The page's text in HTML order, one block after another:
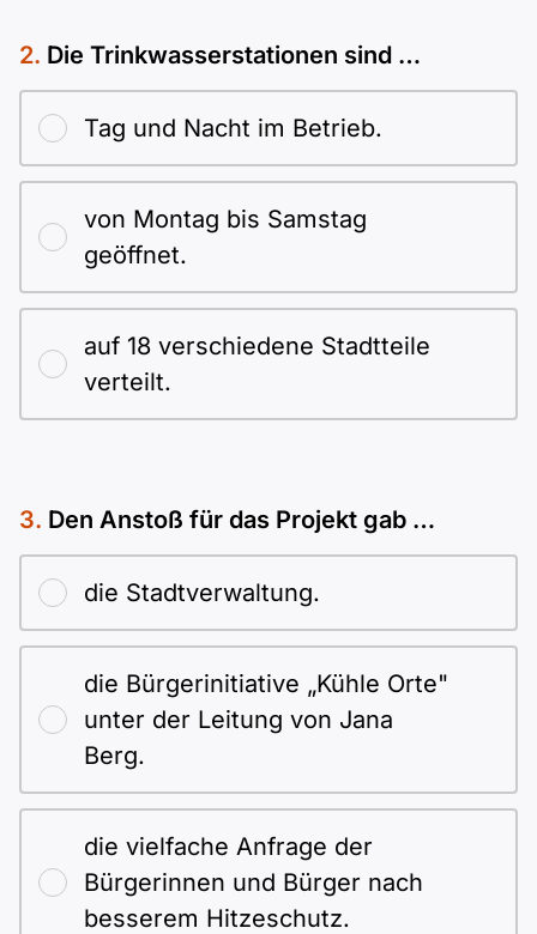
Die Trinkwasserstationen sind …
Tag und Nacht im Betrieb.
von Montag bis Samstag
geöffnet.
auf 18 verschiedene Stadtteile
verteilt.
Den Anstoß für das Projekt gab …
die Stadtverwaltung.
die Bürgerinitiative „Kühle Orte"
unter der Leitung von Jana
Berg.
die vielfache Anfrage der
Bürgerinnen und Bürger nach
besserem Hitzeschutz.